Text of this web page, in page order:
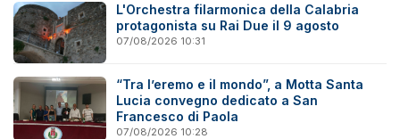
L'Orchestra filarmonica della Calabria
protagonista su Rai Due il 9 agosto
07/08/2026 10:31
“Tra l’eremo e il mondo”, a Motta Santa
Lucia convegno dedicato a San
Francesco di Paola
07/08/2026 10:28